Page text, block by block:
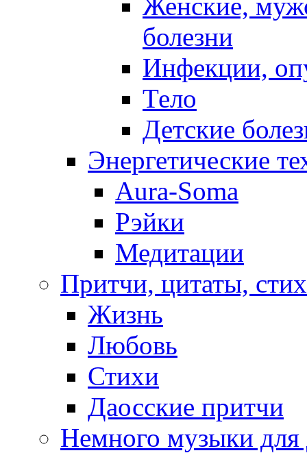
болезни
Инфекции,
Тело
Детские
Энергетические
Aura-Soma
Рэйки
Медитации
Притчи, цитаты,
Жизнь
Любовь
Стихи
Даосские притчи
Немного музыки